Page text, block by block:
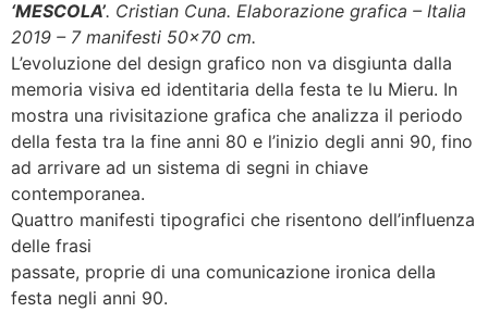
‘MESCOLA’. Cristian Cuna. Elaborazione grafica – Italia
2019 – 7manifesti 50×70 cm.
L’evoluzione del design grafico non va disgiunta dalla
memoria visiva ed identitaria della festa te lu Mieru. In
mostra una rivisitazione grafica che analizza il periodo
della festa tra la fine anni 80 e l’inizio degli anni 90, fino
ad arrivare ad un sistema di segni in chiave
contemporanea.
Quattro manifesti tipografici che risentono dell’influenza
delle frasi
passate, proprie di una comunicazione ironica della
festa negli anni 90.